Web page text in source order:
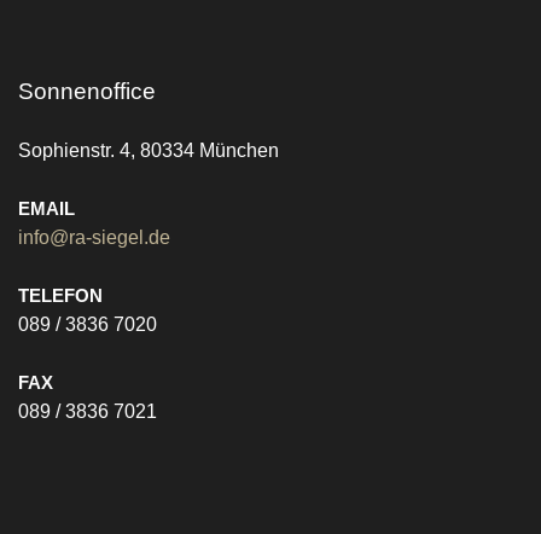
Sonnenoffice
Sophienstr. 4, 80334 München
EMAIL
info@ra-siegel.de
TELEFON
089 / 3836 7020
FAX
089 / 3836 7021